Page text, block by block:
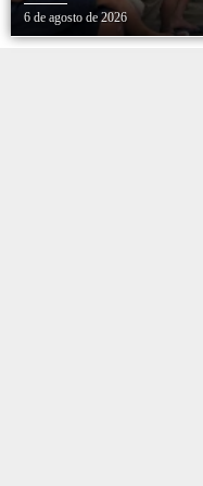
6 de agosto de 2026